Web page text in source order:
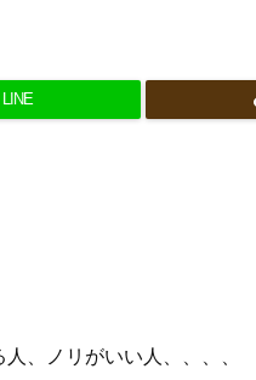
LINE
、ノリがいい人、、、、